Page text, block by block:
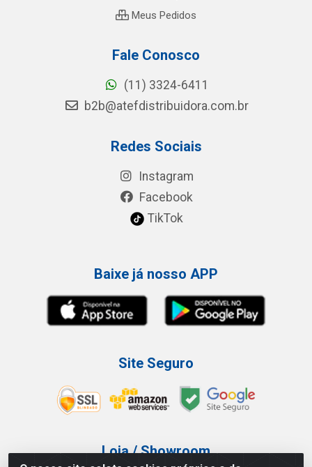
Meus Pedidos
Fale Conosco
(11) 3324-6411
b2b@atefdistribuidora.com.br
Redes Sociais
Instagram
Facebook
TikTok
Baixe já nosso APP
Site Seguro
Loja / Showroom